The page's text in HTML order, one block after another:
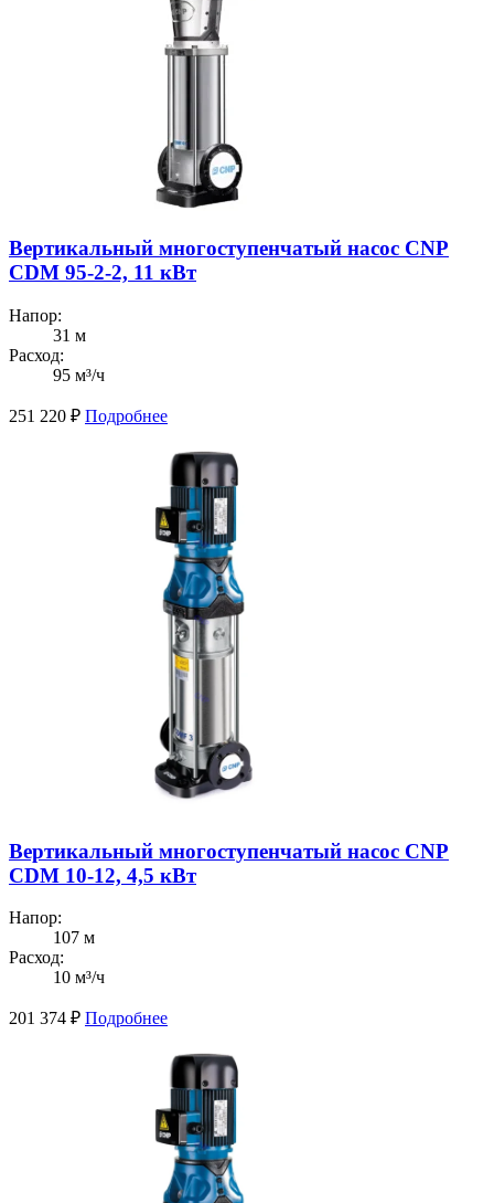
Вертикальный многоступенчатый насос CNP
CDM 95-2-2, 11 кВт
Напор:
31 м
Расход:
95 м³/ч
251 220 ₽ Подробнее
Вертикальный многоступенчатый насос CNP
CDM 10-12, 4,5 кВт
Напор:
107 м
Расход:
10 м³/ч
201 374 ₽ Подробнее